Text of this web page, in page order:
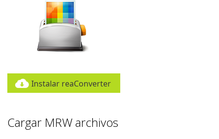
Instalar reaConverter
Cargar MRW archivos